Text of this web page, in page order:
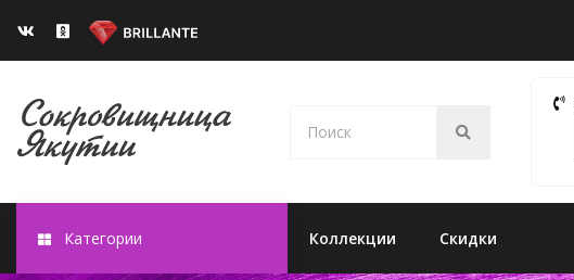
Категории Коллекции Скидки